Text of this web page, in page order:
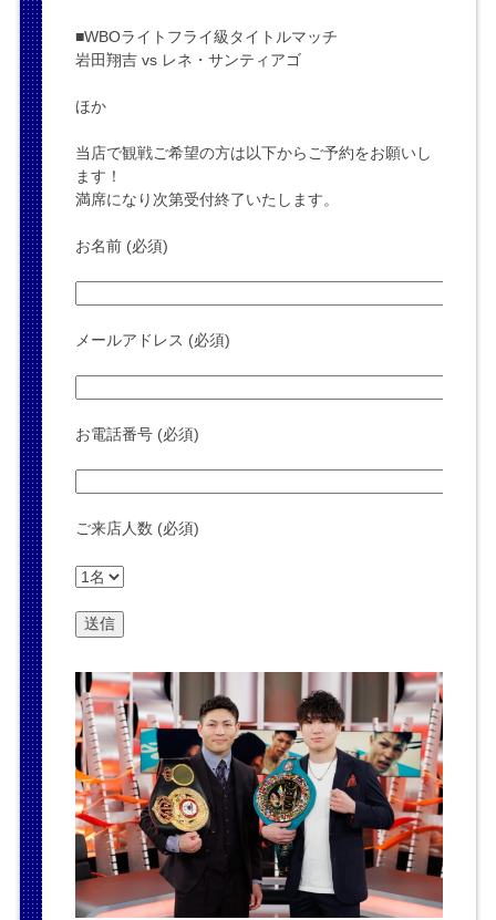
■WBOライトフライ級タイトルマッチ
岩田翔吉 vs レネ・サンティアゴ
ほか
当店で観戦ご希望の方は以下からご予約をお願いし
ます！
満席になり次第受付終了いたします。
お名前 (必須)
メールアドレス (必須)
お電話番号 (必須)
ご来店人数 (必須)